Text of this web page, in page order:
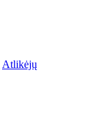
Atlikėjų